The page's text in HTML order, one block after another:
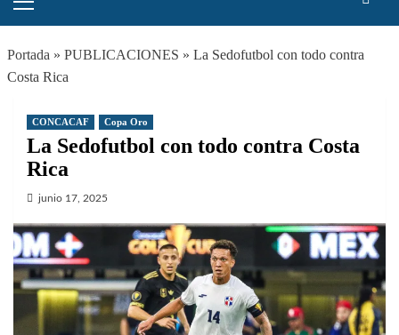
principal
Portada » PUBLICACIONES » La Sedofutbol con todo contra
Costa Rica
CONCACAF Copa Oro
La Sedofutbol con todo contra Costa
Rica
junio 17, 2025